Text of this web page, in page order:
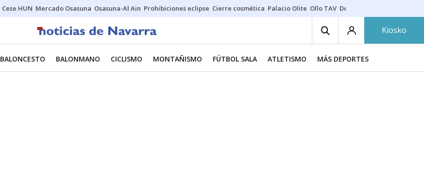
Cese HUN Mercado Osasuna Osasuna-Al Ain Prohibiciones eclipse Cierre cosmética Palacio Olite Ollo TAV Derrama vecinos
Kiosko
BALONCESTO BALONMANO CICLISMO MONTAÑISMO FÚTBOL SALA ATLETISMO MÁS DEPORTES